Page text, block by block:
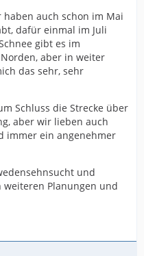
auch schon im Mai
dafür einmal im Juli
gibt es im
aber in weiter
das sehr, sehr
Schluss die Strecke über
aber wir lieben auch
immer ein angenehmer
und
weiteren Planungen und